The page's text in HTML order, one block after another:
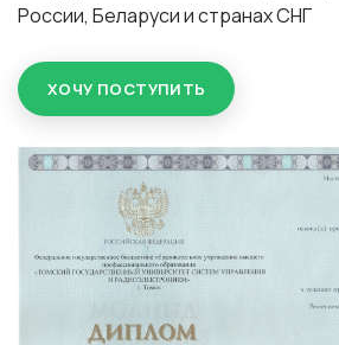
России, Беларуси и странах СНГ
ХОЧУ ПОСТУПИТЬ